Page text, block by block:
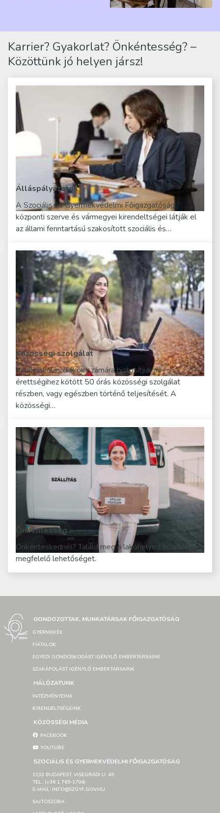
Karrier? Gyakorlat? Önkéntesség? –
Közöttünk jó helyen jársz!
Álláspályázatok
A Szociális és Gyermekvédelmi Főigazgatóság
központi szerve és vármegyei kirendeltségei látják el
az állami fenntartású szakosított szociális és…
Közösségi szolgálat
Középiskolás diákok számára biztosítjuk az
érettségihez kötött 50 órás közösségi szolgálat
részben, vagy egészben történő teljesítését. A
közösségi…
Önkéntesség
Önkénteskednél? Találd meg a lakóhelyed közelében a
megfelelő lehetőséget.
GONDOZOTTAK, MUNKATÁRSAK FŐIGAZGATÓSÁG
GYERMEKEK
FIATALOK
EGYEDI GONDOSKODÁST IGÉNYLŐ EMBERTÁRSAINK
SZAKÁPOLÁST IGÉNYLŐ EMBERTÁRSAINK
HÁLÓZATUNK
INTÉZMÉNYEINK
KIRENDELTSÉGEINK
KÖZÖSSÉGI MÉDIA
FACEBOOK
YOUTUBE
SZOCIÁLIS ÉS GYERMEKVÉDELMI FŐIGAZGATÓSÁG
1132 BUDAPEST, VISEGRÁDI U. 49
TEL.: (+36 1 769-1704)
E-MAIL: INFO@SZGYF.GOV.HU
SAJTÓSZOBA